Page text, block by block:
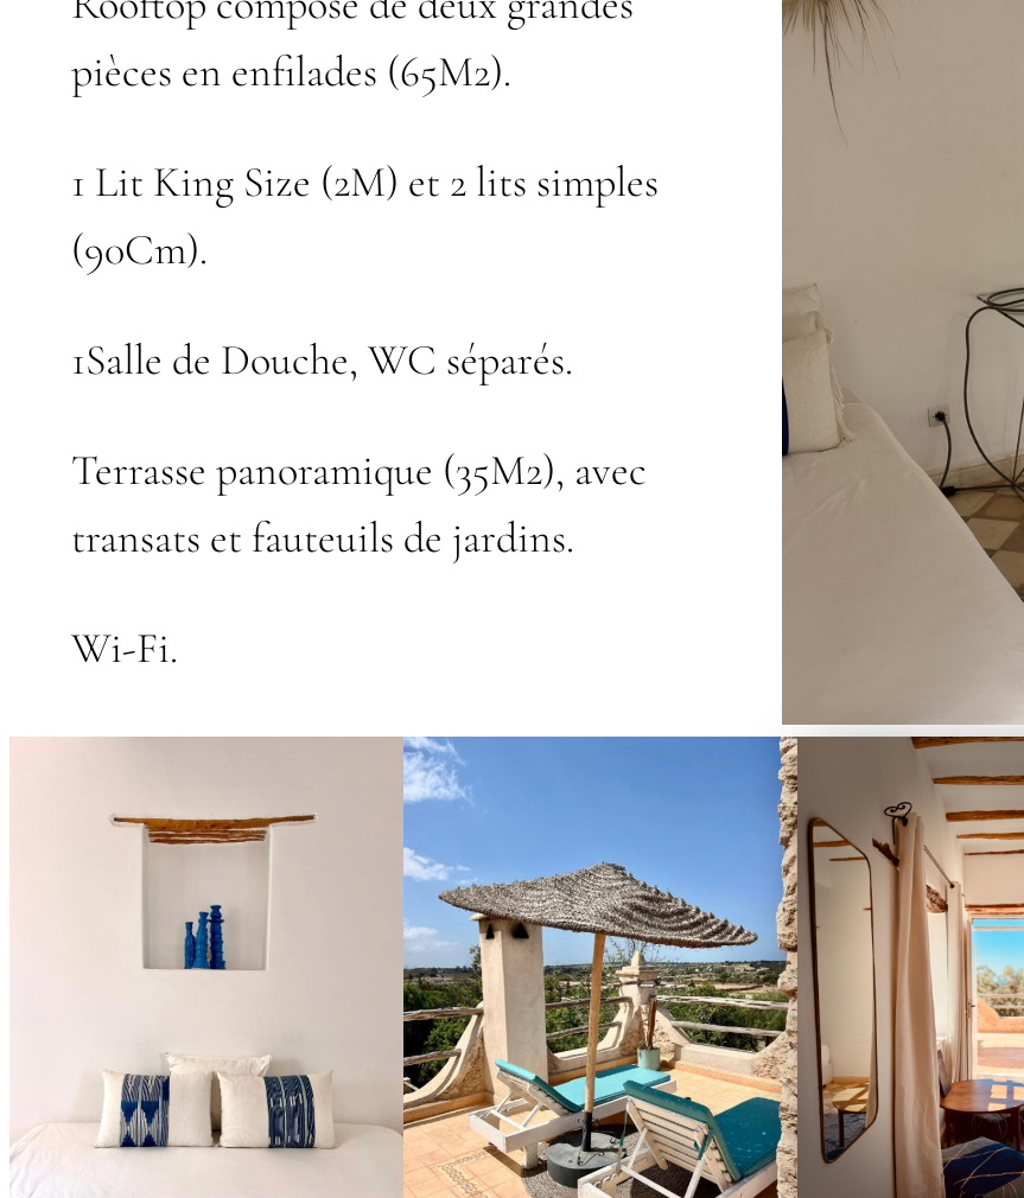
pièces en enfilades (65M2).
1 Lit King Size (2M) et 2 lits simples
(90Cm).
1Salle de Douche, WC séparés.
Terrasse panoramique (35M2), avec
transats et fauteuils de jardins.
Wi-Fi.